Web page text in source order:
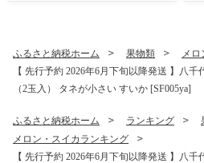
ふるさと納税ホーム 果物類
メロ
【 先行予約 2026年6月下旬以降発送 】八
（2玉入） タネが小さい すいか [SF005ya]
ふるさと納税ホーム ランキング
メロン・スイカランキング
【 先行予約 2026年6月下旬以降発送 】八